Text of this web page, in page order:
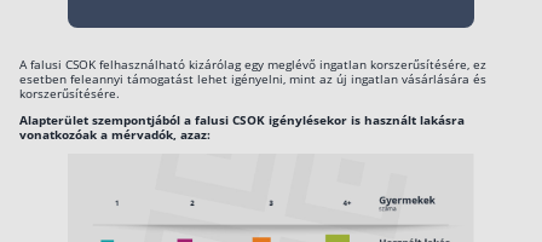
A falusi CSOK felhasználható kizárólag egy meglévő ingatlan korszerűsítésére, ez
esetben feleannyi támogatást lehet igényelni, mint az új ingatlan vásárlására és
korszerűsítésére.
Alapterület szempontjából a falusi CSOK igénylésekor is használt lakásra
vonatkozóak a mérvadók, azaz: